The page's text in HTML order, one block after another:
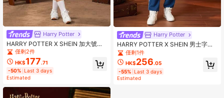
Harry Potter
HARRY POTTER X SHEIN 加大號字
母圖形對比領t恤和摺褶百褶裙
僅剩2件
HK$177.71
-50% Last 3 days
Estimated
Harry Potter
HARRY POTTER X SHEIN 男士字母
圖案落肩袖衛衣和衛褲
僅剩1件
HK$256.05
-55% Last 3 days
Estimated